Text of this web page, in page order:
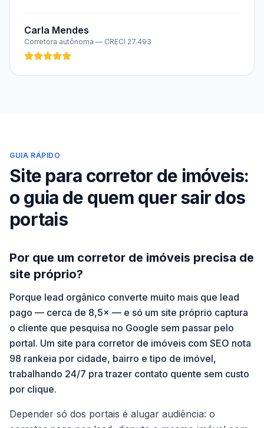
Carla Mendes
Corretora autônoma — CRECI 27.493
GUIA RÁPIDO
Site para corretor de imóveis:
o guia de quem quer sair dos
portais
Por que um corretor de imóveis precisa de
site próprio?
Porque lead orgânico converte muito mais que lead
pago — cerca de 8,5× — e só um site próprio captura
o cliente que pesquisa no Google sem passar pelo
portal. Um site para corretor de imóveis com SEO nota
98 rankeia por cidade, bairro e tipo de imóvel,
trabalhando 24/7 pra trazer contato quente sem custo
por clique.
Depender só dos portais é alugar audiência: o